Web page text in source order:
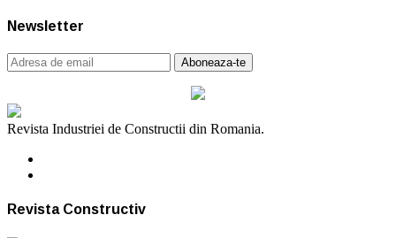
Newsletter
Revista Industriei de Constructii din Romania.
Revista Constructiv